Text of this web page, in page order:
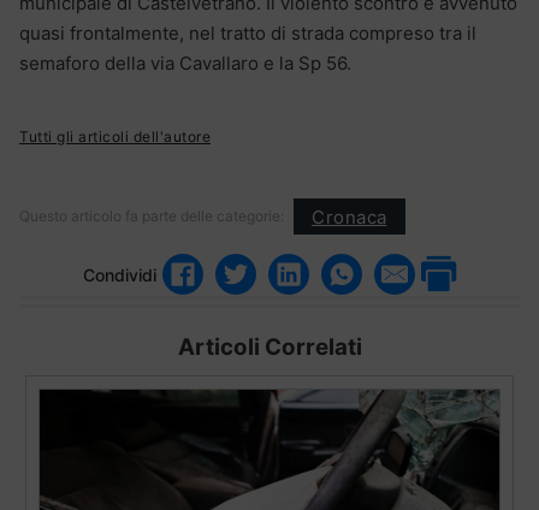
quasi frontalmente, nel tratto di strada compreso tra il
semaforo della via Cavallaro e la Sp 56.
Tutti gli articoli dell'autore
Questo articolo fa parte delle categorie: Cronaca
Condividi
Articoli Correlati